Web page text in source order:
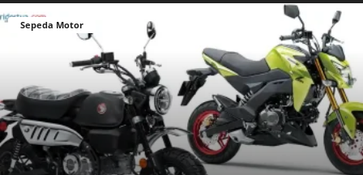
Sepeda Motor